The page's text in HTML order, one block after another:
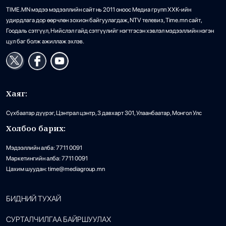
TIME.MN мэдээ мэдээллийн сайт нь 2011 оноос Медиа групп ХХК-ийн
удирдлага дор өөрчлөн зохион байгуулагдаж, NTV телевиз, Time.mn сайт,
Гоодаль сэтгүүл, Нийслэл гайд сэтгүүлийг нэгтгэсэн хэвлэл мэдээллийн нэгэн
цул баг болж ажиллаж эхлэв.
Хаяг:
Сүхбаатар дүүрэг, Цэнтрал цэнтр, 3 давхарт 301, Улаанбаатар, Монгол Улс
Холбоо барих:
Мэдээллийн алба: 7711 0091
Маркетингийн алба: 7711 0091
Цахим шуудан: time@mediagroup.mn
БИДНИЙ ТУХАЙ
СУРТАЛЧИЛГАА БАЙРШУУЛАХ